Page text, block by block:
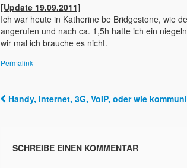
[Update 19.09.2011]
Ich war heute in Katherine be Bridgestone, wie
angerufen und nach ca. 1,5h hatte ich ein
wir mal ich brauche es nicht.
Permalink
Post navigation
Handy, Internet, 3G, VoIP, oder wie
SCHREIBE EINEN KOMMENTAR